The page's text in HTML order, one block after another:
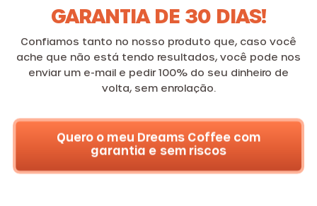
GARANTIA DE 30 DIAS!
Confiamos tanto no nosso produto que, caso você
ache que não está tendo resultados, você pode nos
enviar um e-mail e pedir 100% do seu dinheiro de
volta, sem enrolação.
Quero o meu Dreams Coffee com
garantia e sem riscos